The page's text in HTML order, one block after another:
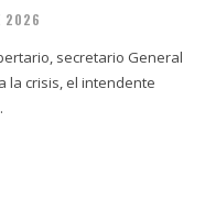
2026
secretario General